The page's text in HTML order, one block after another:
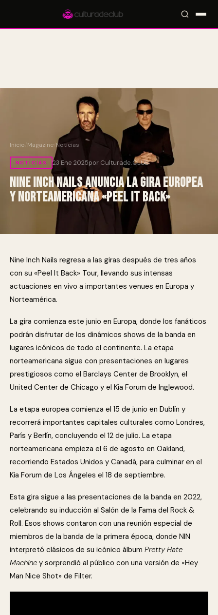
Inicio Magazine Noticias
NOTICIAS 23 Ene 2025por Culturade.CLUB
Nine Inch Nails anuncia la gira europea
y norteamericana «Peel It Back»
Nine Inch Nails regresa a las giras después de tres años
con su «Peel It Back» Tour, llevando sus intensas
actuaciones en vivo a importantes venues en Europa y
Norteamérica.
La gira comienza este junio en Europa, donde los fanáticos
podrán disfrutar de los dinámicos shows de la banda en
lugares icónicos de todo el continente. La etapa
norteamericana sigue con presentaciones en lugares
prestigiosos como el Barclays Center de Brooklyn, el
United Center de Chicago y el Kia Forum de Inglewood.
La etapa europea comienza el 15 de junio en Dublín y
recorrerá importantes capitales culturales como Londres,
París y Berlín, concluyendo el 12 de julio. La etapa
norteamericana empieza el 6 de agosto en Oakland,
recorriendo Estados Unidos y Canadá, para culminar en el
Kia Forum de Los Ángeles el 18 de septiembre.
Esta gira sigue a las presentaciones de la banda en 2022,
celebrando su inducción al Salón de la Fama del Rock &
Roll. Esos shows contaron con una reunión especial de
miembros de la banda de la primera época, donde NIN
interpretó clásicos de su icónico álbum Pretty Hate
Machine y sorprendió al público con una versión de «Hey
Man Nice Shot» de Filter.